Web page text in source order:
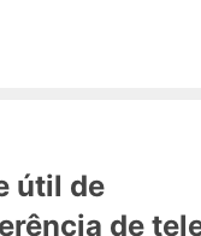
útil de
de